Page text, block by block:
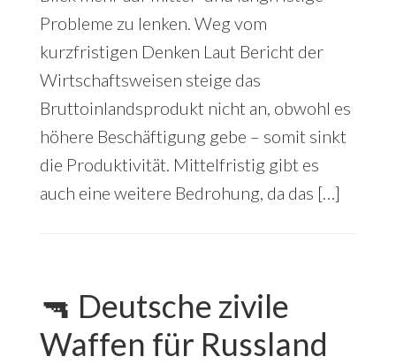
Probleme zu lenken. Weg vom
kurzfristigen Denken Laut Bericht der
Wirtschaftsweisen steige das
Bruttoinlandsprodukt nicht an, obwohl es
höhere Beschäftigung gebe – somit sinkt
die Produktivität. Mittelfristig gibt es
auch eine weitere Bedrohung, da das […]
🔫 Deutsche zivile
Waffen für Russland